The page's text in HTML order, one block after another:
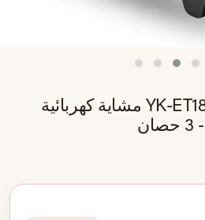
تي اي سبورت YK-ET1801C مشاية كهربائية